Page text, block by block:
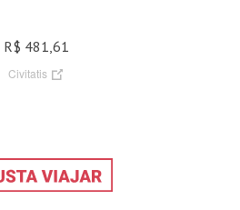
R$ 481,61
Civitatis